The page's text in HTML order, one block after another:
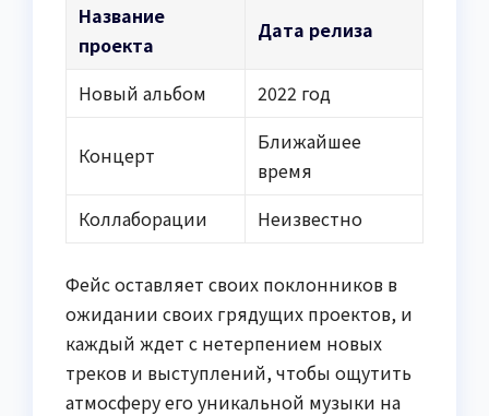
Название
проекта
Дата релиза
Новый альбом 2022 год
Концерт
Ближайшее
время
Коллаборации
Неизвестно
Фейс оставляет своих поклонников в
ожидании своих грядущих проектов, и
каждый ждет с нетерпением новых
треков и выступлений, чтобы ощутить
атмосферу его уникальной музыки на